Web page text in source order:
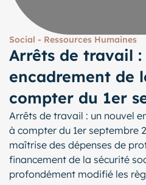
Social - Ressources Humaines
Arrêts de travail
encadrement de
compter du 1er
Arrêts de travail : un nouvel
à compter du 1er septembre
maîtrise des dépenses de
financement de la sécurité
profondément modifié les